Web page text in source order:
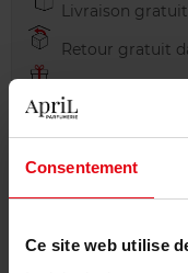
Consentement
Ce site web utilise
Livraison
Retour gratuit